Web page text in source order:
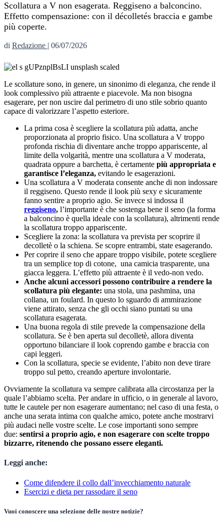
Scollatura a V non esagerata. Reggiseno a balconcino.
Effetto compensazione: con il décolletés braccia e gambe
più coperte.
di Redazione | 06/07/2026
Le scollature sono, in genere, un sinonimo di eleganza, che rende il
look complessivo più attraente e piacevole. Ma non bisogna
esagerare, per non uscire dal perimetro di uno stile sobrio quanto
capace di valorizzare l’aspetto esteriore.
La prima cosa è scegliere la scollatura più adatta, anche
proporzionata al proprio fisico. Una scollatura a V troppo
profonda rischia di diventare anche troppo appariscente, al
limite della volgarità, mentre una scollatura a V moderata,
quadrata oppure a barchetta, è certamente più appropriata e
garantisce l’eleganza, evitando le esagerazioni.
Una scollatura a V moderata consente anche di non indossare
il reggiseno. Questo rende il look più sexy e sicuramente
fanno sentire a proprio agio. Se invece si indossa il
reggiseno, l’importante è che sostenga bene il seno (la forma
a balconcino è quella ideale con la scollatura), altrimenti rende
la scollatura troppo appariscente.
Scegliere la zona: la scollatura va prevista per scoprire il
decolletè o la schiena. Se scopre entrambi, state esagerando.
Per coprire il seno che appare troppo visibile, potete scegliere
tra un semplice top di cotone, una camicia trasparente, una
giacca leggera. L’effetto più attraente è il vedo-non vedo.
Anche alcuni accessori possono contribuire a rendere la
scollatura più elegante: una stola, una pashmina, una
collana, un foulard. In questo lo sguardo di ammirazione
viene attirato, senza che gli occhi siano puntati su una
scollatura esagerata.
Una buona regola di stile prevede la compensazione della
scollatura. Se è ben aperta sul decolletè, allora diventa
opportuno bilanciare il look coprendo gambe e braccia con
capi leggeri.
Con la scollatura, specie se evidente, l’abito non deve tirare
troppo sul petto, creando aperture involontarie.
Ovviamente la scollatura va sempre calibrata alla circostanza per la
quale l’abbiamo scelta. Per andare in ufficio, o in generale al lavoro,
tutte le cautele per non esagerare aumentano; nel caso di una festa, o
anche una serata intima con qualche amico, potete anche mostrarvi
più audaci nelle vostre scelte. Le cose importanti sono sempre
due: sentirsi a proprio agio, e non esagerare con scelte troppo
bizzarre, ritenendo che possano essere eleganti.
Leggi anche:
Come difendere il collo dall’invecchiamento naturale
Esercizi e dieta per rassodare il seno
Vuoi conoscere una selezione delle nostre notizie?